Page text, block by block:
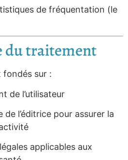
de fréquentation (le
du traitement
fondés sur :
de l’utilisateur
de l’éditrice pour assurer la
applicables aux